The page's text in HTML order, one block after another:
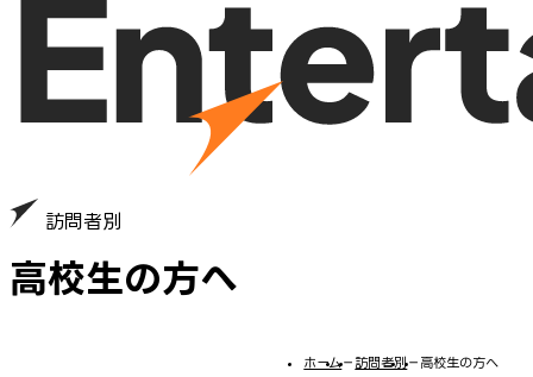
訪問者別
高校生の方へ
ホーム− 訪問者別− 高校生の方へ